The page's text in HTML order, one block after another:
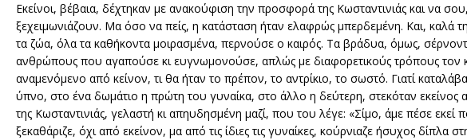
Εκείνοι, βέβαια, δέχτηκαν με ανακούφιση την προσφορά της Κωσταντινιάς και να
ξεχειμωνιάζουν. Μα όσο να πείς, η κατάσταση ήταν ελαφρώς μπερδεμένη. Και, καλά
τα ζώα, όλα τα καθήκοντα μοιρασμένα, περνούσε ο καιρός. Τα βράδυα, όμως,
ανθρώπους που αγαπούσε κι ευγνωμονούσε, απλώς με διαφορετικούς τρόπους τον
αναμενόμενο από κείνον, τι θα ήταν το πρέπον, το αντρίκιο, το σωστό. Γιατί
ύπνο, στο ένα δωμάτιο η πρώτη του γυναίκα, στο άλλο η δεύτερη, στεκόταν
της Κωσταντινιάς, γελαστή κι απηυδησμένη μαζί, που του λέγε: «Σίμο, άμε πέσε
ξεκαθάριζε, όχι από εκείνον, μα από τις ίδιες τις γυναίκες, κούρνιαζε ήσυχος δίπλα